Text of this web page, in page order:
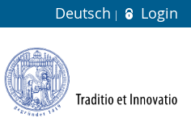
Deutsch Login